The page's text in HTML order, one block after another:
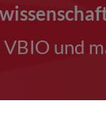
und